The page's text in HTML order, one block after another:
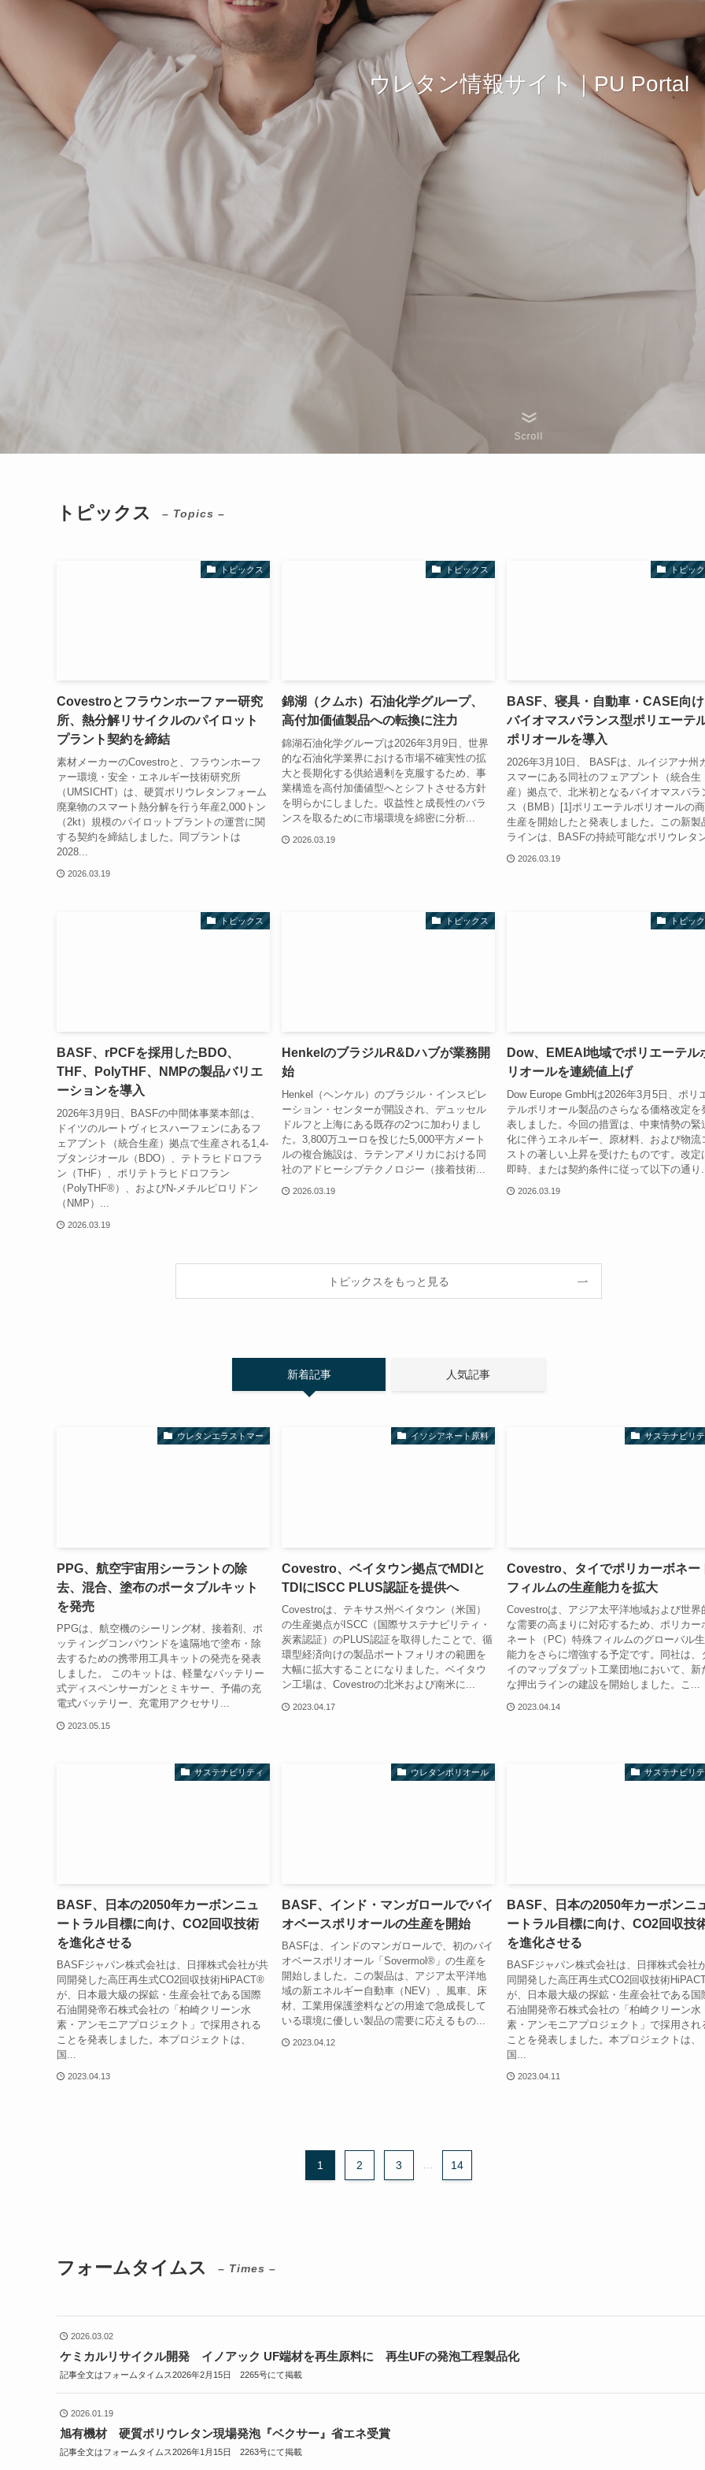
ウレタン情報サイト｜PU Portal
Scroll
トピックス – Topics –
トピックス
Covestroとフラウンホーファー研究
所、熱分解リサイクルのパイロット
プラント契約を締結
素材メーカーのCovestroと、フラウンホーフ
ァー環境・安全・エネルギー技術研究所
（UMSICHT）は、硬質ポリウレタンフォーム
廃棄物のスマート熱分解を行う年産2,000トン
（2kt）規模のパイロットプラントの運営に関
する契約を締結しました。同プラントは
2028...
2026.03.19
トピックス
錦湖（クムホ）石油化学グループ、
高付加価値製品への転換に注力
錦湖石油化学グループは2026年3月9日、世界
的な石油化学業界における市場不確実性の拡
大と長期化する供給過剰を克服するため、事
業構造を高付加価値型へとシフトさせる方針
を明らかにしました。収益性と成長性のバラ
ンスを取るために市場環境を綿密に分析...
2026.03.19
トピッ
BASF、寝具・自動車・CASE向
バイオマスバランス型ポリエーテ
ポリオールを導入
2026年3月10日、 BASFは、ルイジアナ州
スマーにある同社のフェアブント（統合生
産）拠点で、北米初となるバイオマスバラ
ス（BMB）[1]ポリエーテルポリオールの
生産を開始したと発表しました。この新製
ラインは、BASFの持続可能なポリウレタ
2026.03.19
トピックス
BASF、rPCFを採用したBDO、
THF、PolyTHF、NMPの製品バリエ
ーションを導入
2026年3月9日、BASFの中間体事業本部は、
ドイツのルートヴィヒスハーフェンにあるフ
ェアブント（統合生産）拠点で生産される1,4-
ブタンジオール（BDO）、テトラヒドロフラ
ン（THF）、ポリテトラヒドロフラン
（PolyTHF®）、およびN-メチルピロリドン
（NMP）...
2026.03.19
トピックス
HenkelのブラジルR&Dハブが業務開
始
Henkel（ヘンケル）のブラジル・インスピレ
ーション・センターが開設され、デュッセル
ドルフと上海にある既存の2つに加わりまし
た。3,800万ユーロを投じた5,000平方メート
ルの複合施設は、ラテンアメリカにおける同
社のアドヒーシブテクノロジー（接着技術...
2026.03.19
トピッ
Dow、EMEAI地域でポリエーテル
リオールを連続値上げ
Dow Europe GmbHは2026年3月5日、ポリ
テルポリオール製品のさらなる価格改定を
表しました。今回の措置は、中東情勢の緊
化に伴うエネルギー、原材料、および物流
ストの著しい上昇を受けたものです。改定
即時、または契約条件に従って以下の通り...
2026.03.19
トピックスをもっと見る
新着記事 人気記事
ウレタンエラストマー
PPG、航空宇宙用シーラントの除
去、混合、塗布のポータブルキット
を発売
PPGは、航空機のシーリング材、接着剤、ポ
ッティングコンパウンドを遠隔地で塗布・除
去するための携帯用工具キットの発売を発表
しました。 このキットは、軽量なバッテリー
式ディスペンサーガンとミキサー、予備の充
電式バッテリー、充電用アクセサリ...
2023.05.15
イソシアネート原料
Covestro、ベイタウン拠点でMDIと
TDIにISCC PLUS認証を提供へ
Covestroは、テキサス州ベイタウン（米国）
の生産拠点がISCC（国際サステナビリティ・
炭素認証）のPLUS認証を取得したことで、循
環型経済向けの製品ポートフォリオの範囲を
大幅に拡大することになりました。ベイタウ
ン工場は、Covestroの北米および南米に...
2023.04.17
サステナビリ
Covestro、タイでポリカーボネー
フィルムの生産能力を拡大
Covestroは、アジア太平洋地域および世界
な需要の高まりに対応するため、ポリカー
ネート（PC）特殊フィルムのグローバル
能力をさらに増強する予定です。同社は、
イのマップタプット工業団地において、新
な押出ラインの建設を開始しました。こ...
2023.04.14
サステナビリティ
BASF、日本の2050年カーボンニュ
ートラル目標に向け、CO2回収技術
を進化させる
BASFジャパン株式会社は、日揮株式会社が共
同開発した高圧再生式CO2回収技術HiPACT®
が、日本最大級の探鉱・生産会社である国際
石油開発帝石株式会社の「柏崎クリーン水
素・アンモニアプロジェクト」で採用される
ことを発表しました。本プロジェクトは、
国...
2023.04.13
ウレタンポリオール
BASF、インド・マンガロールでバイ
オベースポリオールの生産を開始
BASFは、インドのマンガロールで、初のバイ
オベースポリオール「Sovermol®」の生産を
開始しました。この製品は、アジア太平洋地
域の新エネルギー自動車（NEV）、風車、床
材、工業用保護塗料などの用途で急成長して
いる環境に優しい製品の需要に応えるもの...
2023.04.12
サステナビリテ
BASF、日本の2050年カーボンニ
ートラル目標に向け、CO2回収技
を進化させる
BASFジャパン株式会社は、日揮株式会社
同開発した高圧再生式CO2回収技術
が、日本最大級の探鉱・生産会社である国
石油開発帝石株式会社の「柏崎クリーン水
素・アンモニアプロジェクト」で採用され
ことを発表しました。本プロジェクトは、
国...
2023.04.11
1 2 3 14
フォームタイムス – Times –
2026.03.02
ケミカルリサイクル開発 イノアック UF端材を再生原料に 再生UFの発泡工程製品化
記事全文はフォームタイムス2026年2月15日 2265号にて掲載
2026.01.19
旭有機材 硬質ポリウレタン現場発泡『ベクサー』省エネ受賞
記事全文はフォームタイムス2026年1月15日 2263号にて掲載